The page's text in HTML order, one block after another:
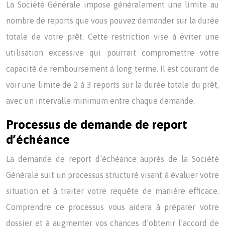
La Société Générale impose généralement une limite au
nombre de reports que vous pouvez demander sur la durée
totale de votre prêt. Cette restriction vise à éviter une
utilisation excessive qui pourrait compromettre votre
capacité de remboursement à long terme. Il est courant de
voir une limite de 2 à 3 reports sur la durée totale du prêt,
avec un intervalle minimum entre chaque demande.
Processus de demande de report
d’échéance
La demande de report d’échéance auprès de la Société
Générale suit un processus structuré visant à évaluer votre
situation et à traiter votre requête de manière efficace.
Comprendre ce processus vous aidera à préparer votre
dossier et à augmenter vos chances d’obtenir l’accord de